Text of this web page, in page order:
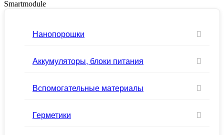
Smartmodule
Нанопорошки
Аккумуляторы, блоки питания
Вспомогательные материалы
Герметики